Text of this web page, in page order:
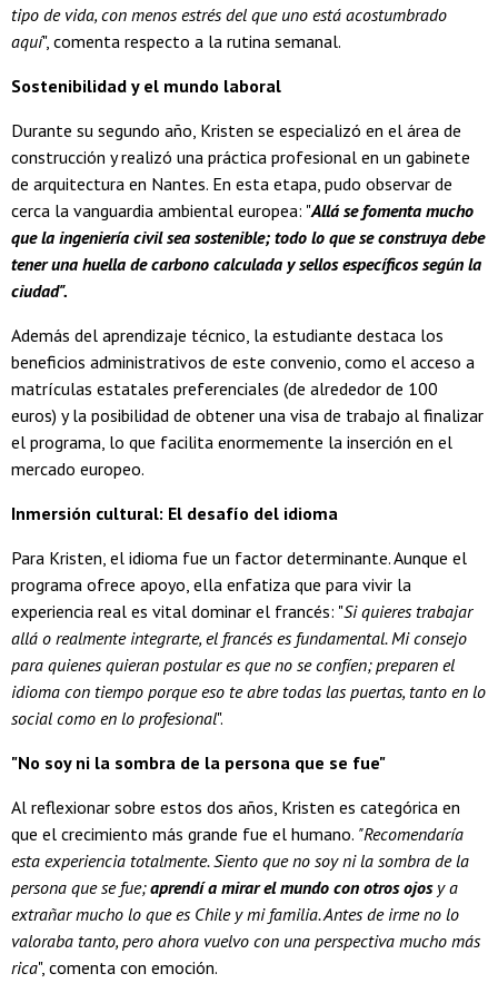
tipo de vida, con menos estrés del que uno está acostumbrado
aquí", comenta respecto a la rutina semanal.
Sostenibilidad y el mundo laboral
Durante su segundo año, Kristen se especializó en el área de
construcción y realizó una práctica profesional en un gabinete
de arquitectura en Nantes. En esta etapa, pudo observar de
cerca la vanguardia ambiental europea: "Allá se fomenta mucho
que la ingeniería civil sea sostenible; todo lo que se construya debe
tener una huella de carbono calculada y sellos específicos según la
ciudad".
Además del aprendizaje técnico, la estudiante destaca los
beneficios administrativos de este convenio, como el acceso a
matrículas estatales preferenciales (de alrededor de 100
euros) y la posibilidad de obtener una visa de trabajo al finalizar
el programa, lo que facilita enormemente la inserción en el
mercado europeo.
Inmersión cultural: El desafío del idioma
Para Kristen, el idioma fue un factor determinante. Aunque el
programa ofrece apoyo, ella enfatiza que para vivir la
experiencia real es vital dominar el francés: "Si quieres trabajar
allá o realmente integrarte, el francés es fundamental. Mi consejo
para quienes quieran postular es que no se confíen; preparen el
idioma con tiempo porque eso te abre todas las puertas, tanto en lo
social como en lo profesional".
"No soy ni la sombra de la persona que se fue"
Al reflexionar sobre estos dos años, Kristen es categórica en
que el crecimiento más grande fue el humano. "Recomendaría
esta experiencia totalmente. Siento que no soy ni la sombra de la
persona que se fue;aprendí a mirar el mundo con otros ojosy a
extrañar mucho lo que es Chile y mi familia. Antes de irme no lo
valoraba tanto, pero ahora vuelvo con una perspectiva mucho más
rica", comenta con emoción.